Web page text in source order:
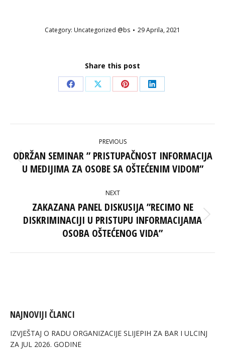
Category: Uncategorized @bs 29 Aprila, 2021
Share this post
Share
Facebook
Share
X
Share
Pinterest
Share
LinkedIn
NAVIGATION
PREVIOUS
Previous
post:
ODRŽAN SEMINAR ” PRISTUPAČNOST INFORMACIJA
U MEDIJIMA ZA OSOBE SA OŠTEĆENIM VIDOM”
NEXT
Next
post:
ZAKAZANA PANEL DISKUSIJA ”RECIMO NE
DISKRIMINACIJI U PRISTUPU INFORMACIJAMA
OSOBA OŠTEĆENOG VIDA”
NAJNOVIJI ČLANCI
IZVJEŠTAJ O RADU ORGANIZACIJE SLIJEPIH ZA BAR I ULCINJ
ZA JUL 2026. GODINE